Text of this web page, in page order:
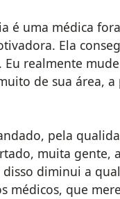
é uma médica
Ela
realmente
de sua área,
pela
muita gente,
diminui a
médicos, que